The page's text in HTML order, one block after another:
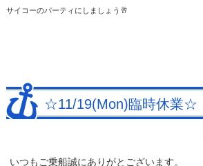
サイコーのパーティにしましょう🥂
☆11/19(Mon)臨時休業☆
いつもご乗船誠にありがとございます。